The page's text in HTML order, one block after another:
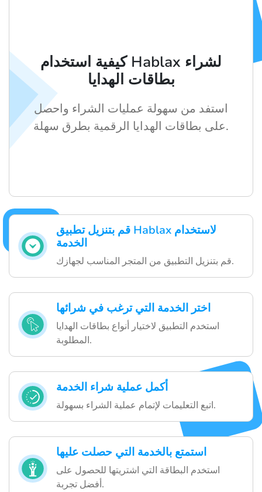
قم بتنزيل تطبيق Hablax لاستخدام
الخدمة
قم بتنزيل التطبيق من المتجر المناسب لجهازك.
اختر الخدمة التي ترغب في شرائها
استخدم التطبيق لاختيار أنواع بطاقات الهدايا
المطلوبة.
أكمل عملية شراء الخدمة
اتبع التعليمات لإتمام عملية الشراء بسهولة.
استمتع بالخدمة التي حصلت عليها
استخدم البطاقة التي اشتريتها للحصول على
أفضل تجربة.
كيفية استخدام Hablax لشراء
بطاقات الهدايا
استفد من سهولة عمليات الشراء واحصل
على بطاقات الهدايا الرقمية بطرق سهلة.